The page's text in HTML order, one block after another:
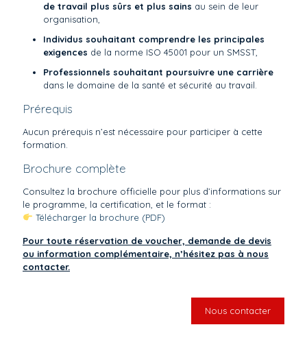
de travail plus sûrs et plus sains au sein de leur
organisation,
Individus souhaitant comprendre les principales
exigences de la norme ISO 45001 pour un SMSST,
Professionnels souhaitant poursuivre une carrière
dans le domaine de la santé et sécurité au travail.
Prérequis
Aucun prérequis n’est nécessaire pour participer à cette
formation.
Brochure complète
Consultez la brochure officielle pour plus d’informations sur
le programme, la certification, et le format :
Télécharger la brochure (PDF)
Pour toute réservation de voucher, demande de devis
ou information complémentaire, n’hésitez pas à nous
contacter.
Nous contacter